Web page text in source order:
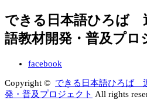
できる日本語ひろば
語教材開発・普及プロ
facebook
Copyright © できる日本語ひろば
発・普及プロジェクト All rights